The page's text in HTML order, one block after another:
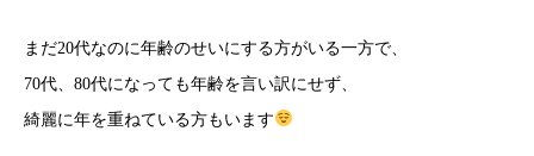
まだ20代なのに年齢のせいにする方がいる一方で、
70代、80代になっても年齢を言い訳にせず、
綺麗に年を重ねている方もいます